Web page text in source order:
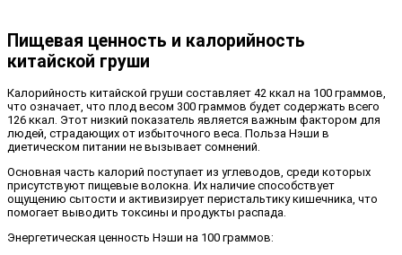
Пищевая ценность и калорийность
китайской груши
Калорийность китайской груши составляет 42 ккал на 100 граммов,
что означает, что плод весом 300 граммов будет содержать всего
126 ккал. Этот низкий показатель является важным фактором для
людей, страдающих от избыточного веса. Польза Нэши в
диетическом питании не вызывает сомнений.
Основная часть калорий поступает из углеводов, среди которых
присутствуют пищевые волокна. Их наличие способствует
ощущению сытости и активизирует перистальтику кишечника, что
помогает выводить токсины и продукты распада.
Энергетическая ценность Нэши на 100 граммов: